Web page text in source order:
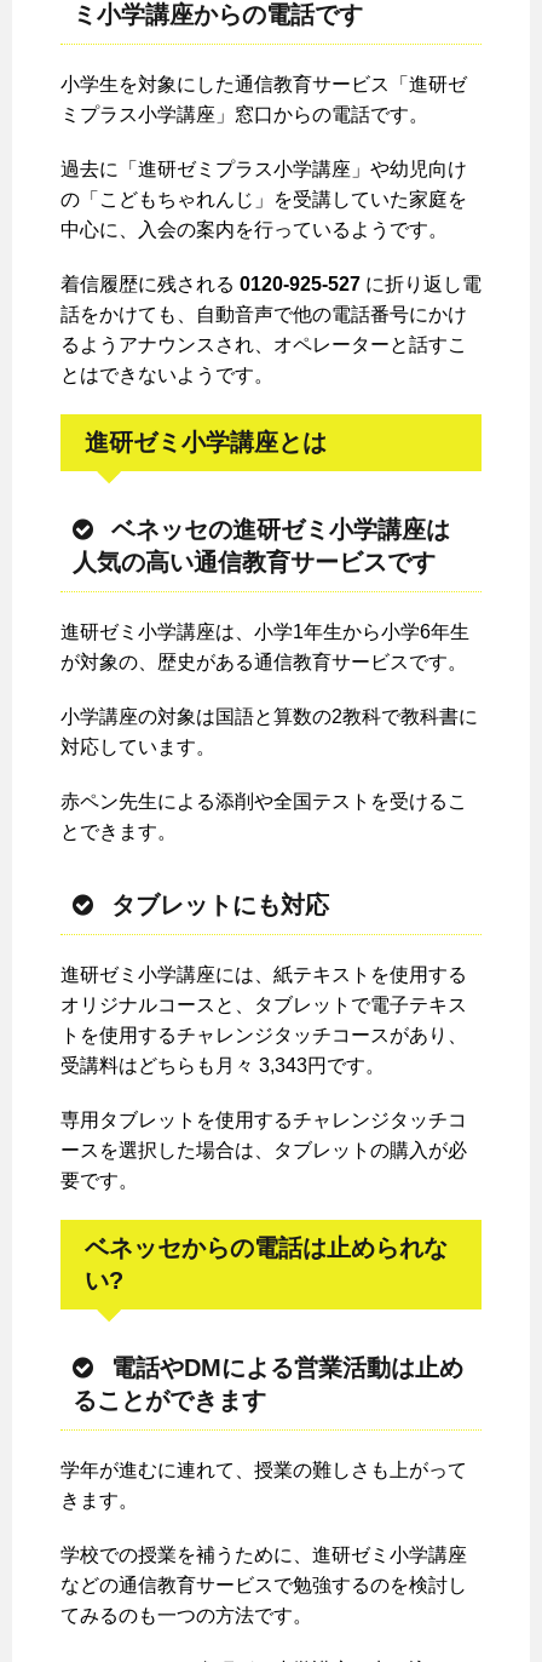
ミ小学講座からの電話です
小学生を対象にした通信教育サービス「進研ゼ
ミプラス小学講座」窓口からの電話です。
過去に「進研ゼミプラス小学講座」や幼児向け
の「こどもちゃれんじ」を受講していた家庭を
中心に、入会の案内を行っているようです。
着信履歴に残される 0120-925-527 に折り返し電
話をかけても、自動音声で他の電話番号にかけ
るようアナウンスされ、オペレーターと話すこ
とはできないようです。
進研ゼミ小学講座とは
ベネッセの進研ゼミ小学講座は
人気の高い通信教育サービスです
進研ゼミ小学講座は、小学1年生から小学6年生
が対象の、歴史がある通信教育サービスです。
小学講座の対象は国語と算数の2教科で教科書に
対応しています。
赤ペン先生による添削や全国テストを受けるこ
とできます。
タブレットにも対応
進研ゼミ小学講座には、紙テキストを使用する
オリジナルコースと、タブレットで電子テキス
トを使用するチャレンジタッチコースがあり、
受講料はどちらも月々 3,343円です。
専用タブレットを使用するチャレンジタッチコ
ースを選択した場合は、タブレットの購入が必
要です。
ベネッセからの電話は止められな
い?
電話やDMによる営業活動は止め
ることができます
学年が進むに連れて、授業の難しさも上がって
きます。
学校での授業を補うために、進研ゼミ小学講座
などの通信教育サービスで勉強するのを検討し
てみるのも一つの方法です。